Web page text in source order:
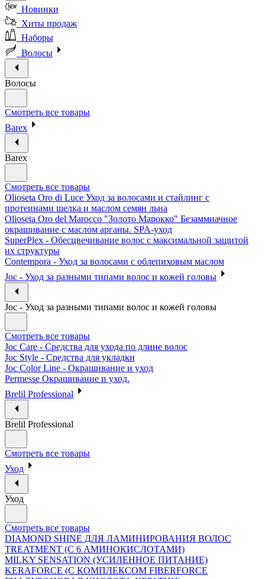
Новинки
Хиты продаж
Наборы
Волосы
Волосы
Смотреть все товары
Barex
Barex
Смотреть все товары
Olioseta Oro di Luce Уход за волосами и стайлинг с
протеинами шелка и маслом семян льна
Olioseta Oro del Marocco "Золото Марокко" Безаммиачное
окрашивание с маслом арганы. SPA-уход
SuperPlex - Обесцвечивание волос с максимальной защитой
их структуры
Contempora - Уход за волосами с облепиховым маслом
Joc - Уход за разными типами волос и кожей головы
Joc - Уход за разными типами волос и кожей головы
Смотреть все товары
Joc Care - Средства для ухода по длине волос
Joc Style - Средства для укладки
Joc Color Line - Окрашивание и уход
Permesse Окрашивание и уход.
Brelil Professional
Brelil Professional
Смотреть все товары
Уход
Уход
Смотреть все товары
DIAMOND SHINE ДЛЯ ЛАМИНИРОВАНИЯ ВОЛОС
TREATMENT (С 6 АМИНОКИСЛОТАМИ)
MILKY SENSATION (УСИЛЕННОЕ ПИТАНИЕ)
KERAFORCE (С КОМПЛЕКСОМ FIBERFORCE